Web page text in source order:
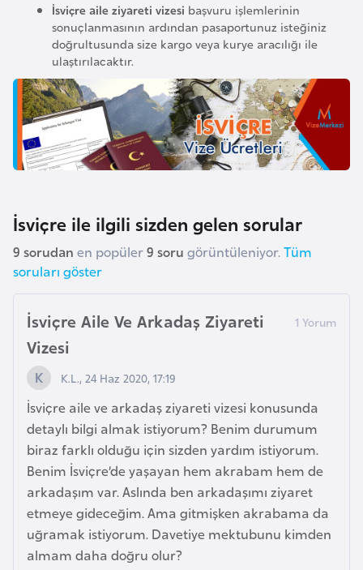
İsviçre aile ziyareti vizesi başvuru işlemlerinin
sonuçlanmasının ardından pasaportunuz isteğiniz
doğrultusunda size kargo veya kurye aracılığı ile
ulaştırılacaktır.
İsviçre ile ilgili sizden gelen sorular
9 sorudan en popüler9 soru görüntüleniyor. Tüm
soruları göster
İsviçre Aile Ve Arkadaş Ziyareti
Vizesi
K.L., 24 Haz 2020, 17:19
İsviçre aile ve arkadaş ziyareti vizesi konusunda
detaylı bilgi almak istiyorum? Benim durumum
biraz farklı olduğu için sizden yardım istiyorum.
Benim İsviçre’de yaşayan hem akrabam hem de
arkadaşım var. Aslında ben arkadaşımı ziyaret
etmeye gideceğim. Ama gitmişken akrabama da
uğramak istiyorum. Davetiye mektubunu kimden
almam daha doğru olur?
a
E
t
i
p
y
a
F
i
d
i
ş
i
S
a
h
i
l